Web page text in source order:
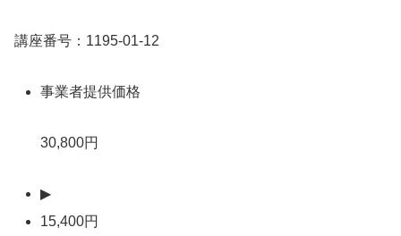
講座番号：1195-01-12
事業者提供価格
30,800円
▶
15,400円